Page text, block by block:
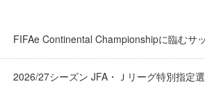
FIFAe Continental Championshipに臨むサ
2026/27シーズン JFA・Ｊリーグ特別指定